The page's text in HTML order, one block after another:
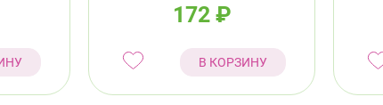
172 ₽
В КОРЗИНУ